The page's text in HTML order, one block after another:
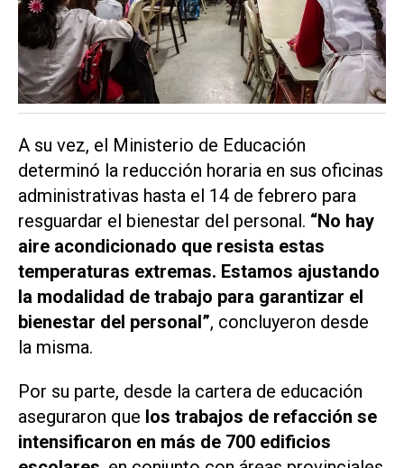
A su vez, el Ministerio de Educación
determinó la reducción horaria en sus oficinas
administrativas hasta el 14 de febrero para
resguardar el bienestar del personal. “No hay
aire acondicionado que resista estas
temperaturas extremas. Estamos ajustando
la modalidad de trabajo para garantizar el
bienestar del personal”, concluyeron desde
la misma.
Por su parte, desde la cartera de educación
aseguraron que los trabajos de refacción se
intensificaron en más de 700 edificios